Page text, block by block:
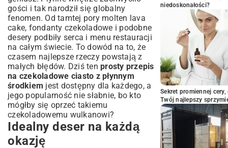
Jak przechowywać i odgrzewać ciasto?
Co zrobić, gdy środek nie jest płynny?
Podsumowanie: Twoje idealne
czekoladowe ciasto z płynnym środkiem
gości i tak narodził się globalny
fenomen. Od tamtej pory molten lava
cake, fondanty czekoladowe i podobne
desery podbiły serca i menu restauracji
na całym świecie. To dowód na to, że
czasem najlepsze rzeczy powstają z
małych błędów. Dziś ten prosty przepis
na czekoladowe ciasto z płynnym
środkiem jest dostępny dla każdego, a
jego popularność nie słabnie, bo kto
mógłby się oprzeć takiemu
czekoladowemu wulkanowi?
Idealny deser na każdą
okazję
niedoskonałości?
Sekret promiennej
Twój najlepszy